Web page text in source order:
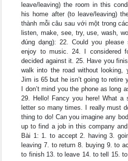
leave/leaving) the room in this
his home after (to leave/leaving)
thành mỗi câu sau với một trong
listen, make, see, try, use, wash,
đúng dạng): 22. Could you please
enjoy to music. 24. I considered
decided against it. 25. Have you
walk into the road without looking,
Jim is 65 but he isn’t going to retire
I don’t mind you the phone as long
29. Hello! Fancy you here! What a
letter so many times. I really must
thing to do! Can you imagine any
up to find a job in this company
Bài 1: 1. to accept 2. having 3.
leaving 7. to return 8. buying 9. to
to finish 13. to leave 14. to tell 15.